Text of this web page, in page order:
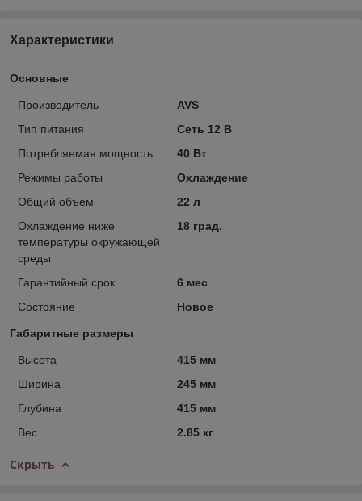
Характеристики
Основные
Производитель
AVS
Тип питания
Сеть 12 В
Потребляемая мощность
40 Вт
Режимы работы
Охлаждение
Общий объем
22 л
Охлаждение ниже
температуры окружающей
среды
18 град.
Гарантийный срок
6 мес
Состояние
Новое
Габаритные размеры
Высота
415 мм
Ширина
245 мм
Глубина
415 мм
Вес
2.85 кг
Скрыть